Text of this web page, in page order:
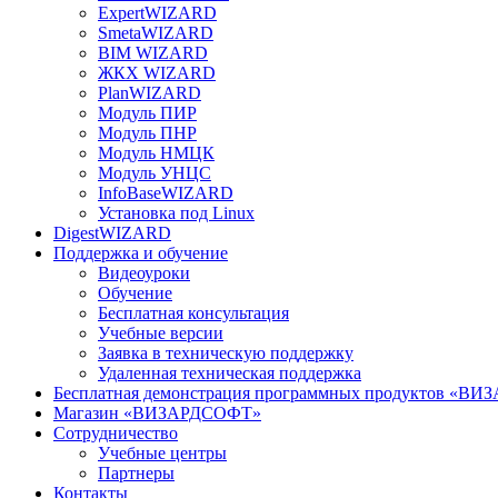
ExpertWIZARD
SmetaWIZARD
BIM WIZARD
ЖКХ WIZARD
PlanWIZARD
Модуль ПИР
Модуль ПНР
Модуль НМЦК
Модуль УНЦС
InfoBaseWIZARD
Установка под Linux
DigestWIZARD
Поддержка и обучение
Видеоуроки
Обучение
Бесплатная консультация
Учебные версии
Заявка в техническую поддержку
Удаленная техническая поддержка
Бесплатная демонстрация программных продуктов
Магазин «ВИЗАРДСОФТ»
Сотрудничество
Учебные центры
Партнеры
Контакты